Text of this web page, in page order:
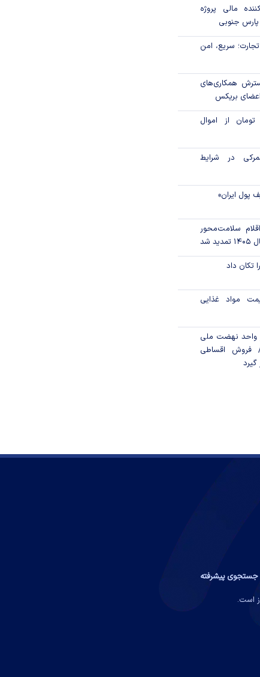
مالی پروژه
سریع، امن
همکاری‌های
بریکس
میلیارد تومان از اموال
در شرایط
پول ایران»
اقلام سلامت‌محور
تکان داد
مواد غذایی
۳۹۶ هزار واحد نهضت ملی
فروش اقساطی
گیرد
جستجوی پیشرفته
است.